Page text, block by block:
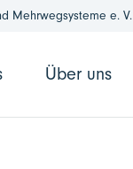
Mehrwegsysteme e. V.
Über uns